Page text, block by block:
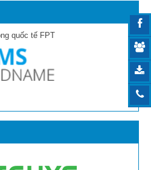
quốc tế FPT